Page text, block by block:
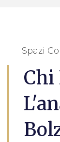
Spazi
Chi